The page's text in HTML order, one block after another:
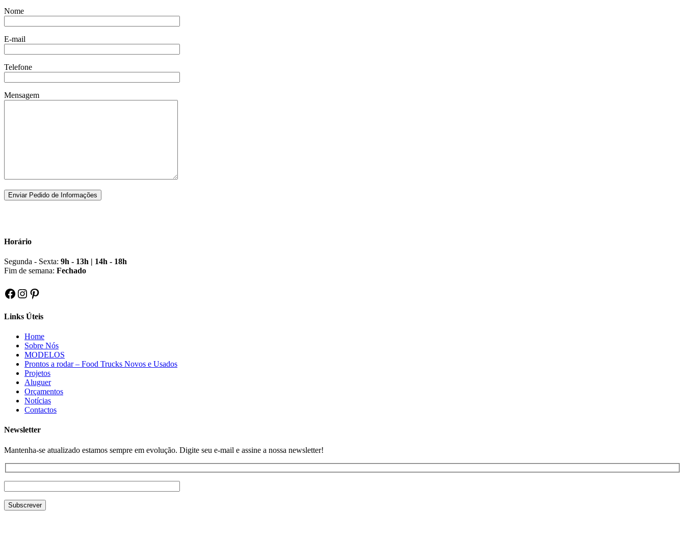
Nome
E-mail
Telefone
Mensagem
Horário
Segunda - Sexta: 9h - 13h | 14h - 18h
Fim de semana: Fechado
Facebook
Instagram
Pinterest
Links Úteis
Home
Sobre Nós
MODELOS
Prontos a rodar – Food Trucks Novos e Usados
Projetos
Aluguer
Orçamentos
Notícias
Contactos
Newsletter
Mantenha-se atualizado estamos sempre em evolução. Digite seu e-mail e assine a nossa newsletter!